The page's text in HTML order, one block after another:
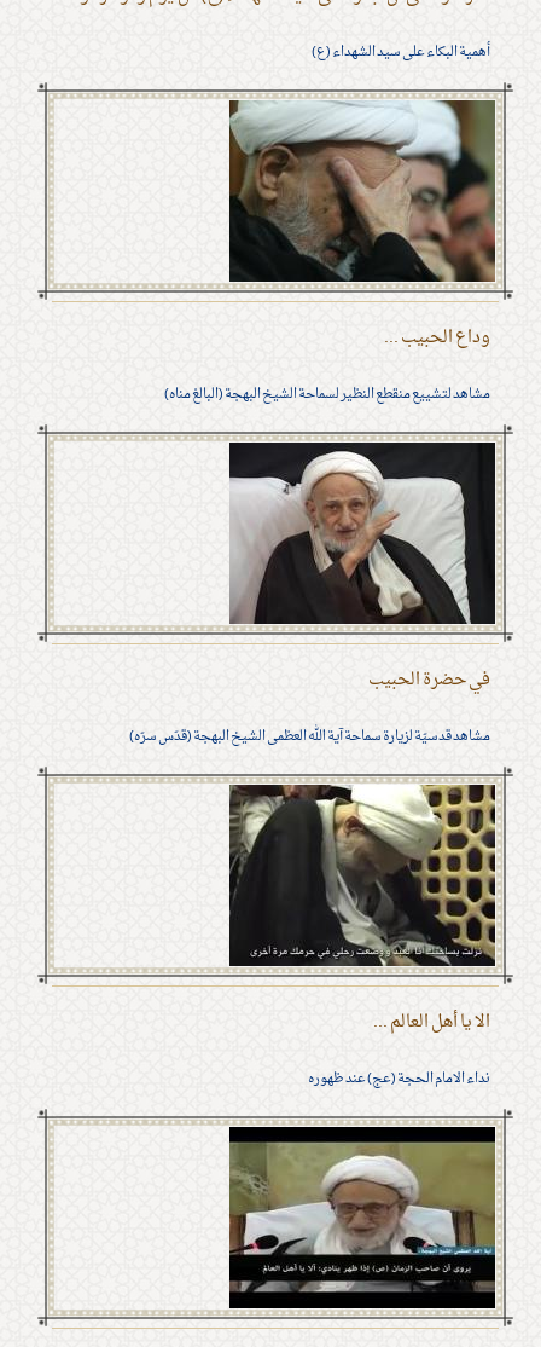
أهمية البكاء على سيد الشهداء (ع)
وداع الحبيب ...
مشاهد لتشييع منقطع النظير لسماحة الشيخ البهجة (البالغ مناه)
في حضرة الحبيب
مشاهد قدسيّة لزيارة سماحة آية الله العظمى الشيخ البهجة (قدّس سرّه)
الا يا أهل العالم ...
نداء الامام الحجة (عج) عند ظهوره